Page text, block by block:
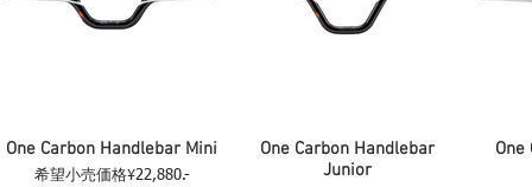
One Carbon Handlebar Mini
希望小売価格¥22,880.-
One Carbon Handlebar
Junior
One